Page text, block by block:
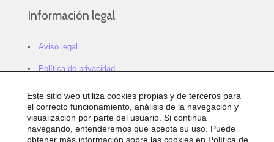
Información legal
Aviso legal
Política de privacidad
Política de cookies
Configurar cookies
Sitemap
Este sitio web utiliza cookies propias y de terceros para
el correcto funcionamiento, análisis de la navegación y
visualización por parte del usuario. Si continúa
navegando, entenderemos que acepta su uso. Puede
obtener más información sobre las cookies en Política de